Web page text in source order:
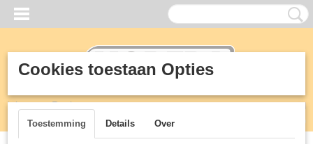
Inloggen Registreren
(0)
Cookies toestaan Opties
Toestemming Details Over